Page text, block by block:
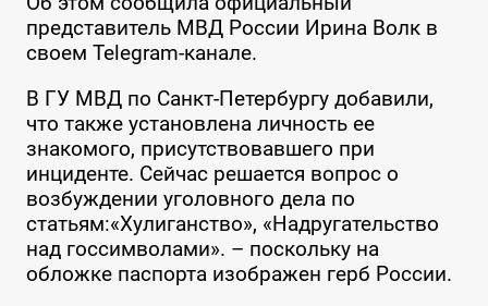
представитель МВД России Ирина Волк в
своем Telegram-канале.
В ГУ МВД по Санкт-Петербургу добавили,
что также установлена личность ее
знакомого, присутствовавшего при
инциденте. Сейчас решается вопрос о
возбуждении уголовного дела по
статьям:«Хулиганство», «Надругательство
над госсимволами». – поскольку на
обложке паспорта изображен герб России.